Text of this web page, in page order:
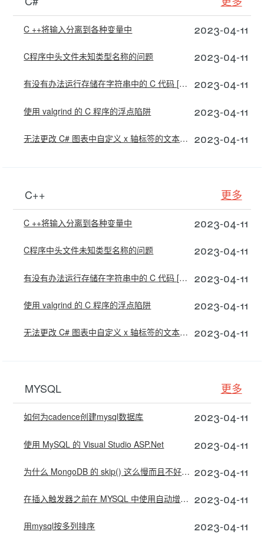
C ++将输入分离到各种变量中 2023-04-11
C程序中头文件未知类型名称的问题 2023-04-11
有没有办法运行存储在字符串中的 C 代码 [重复] 2023-04-11
使用 valgrind 的 C 程序的浮点陷阱 2023-04-11
无法更改 C# 图表中自定义 x 轴标签的文本方向 2023-04-11
C++ 更多
C ++将输入分离到各种变量中 2023-04-11
C程序中头文件未知类型名称的问题 2023-04-11
有没有办法运行存储在字符串中的 C 代码 [重复] 2023-04-11
使用 valgrind 的 C 程序的浮点陷阱 2023-04-11
无法更改 C# 图表中自定义 x 轴标签的文本方向 2023-04-11
MYSQL 更多
如何为cadence创建mysql数据库 2023-04-11
使用 MySQL 的 Visual Studio ASP.Net 2023-04-11
为什么 MongoDB 的 skip() 这么慢而且不好用，而 MySQL 的 LIMIT 这么快？ 2023-04-11
在插入触发器之前在 MYSQL 中使用自动增量值？ 2023-04-11
用mysql按多列排序 2023-04-11